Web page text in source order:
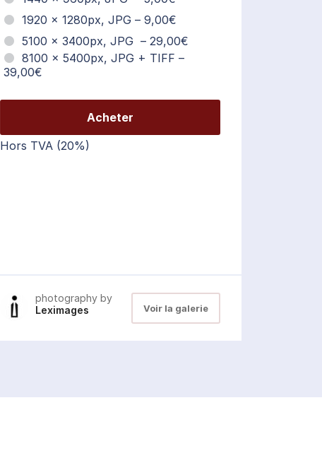
1920 × 1280px, JPG – 9,00€
5100 × 3400px, JPG – 29,00€
8100 × 5400px, JPG + TIFF –
39,00€
Acheter
Hors TVA (20%)
photography by
Leximages
Voir la galerie